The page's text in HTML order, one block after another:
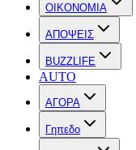
OIKONOMIA
ΑΠΟΨΕΙΣ
BUZZLIFE
AUTO
ΑΓΟΡΑ
Γηπεδο